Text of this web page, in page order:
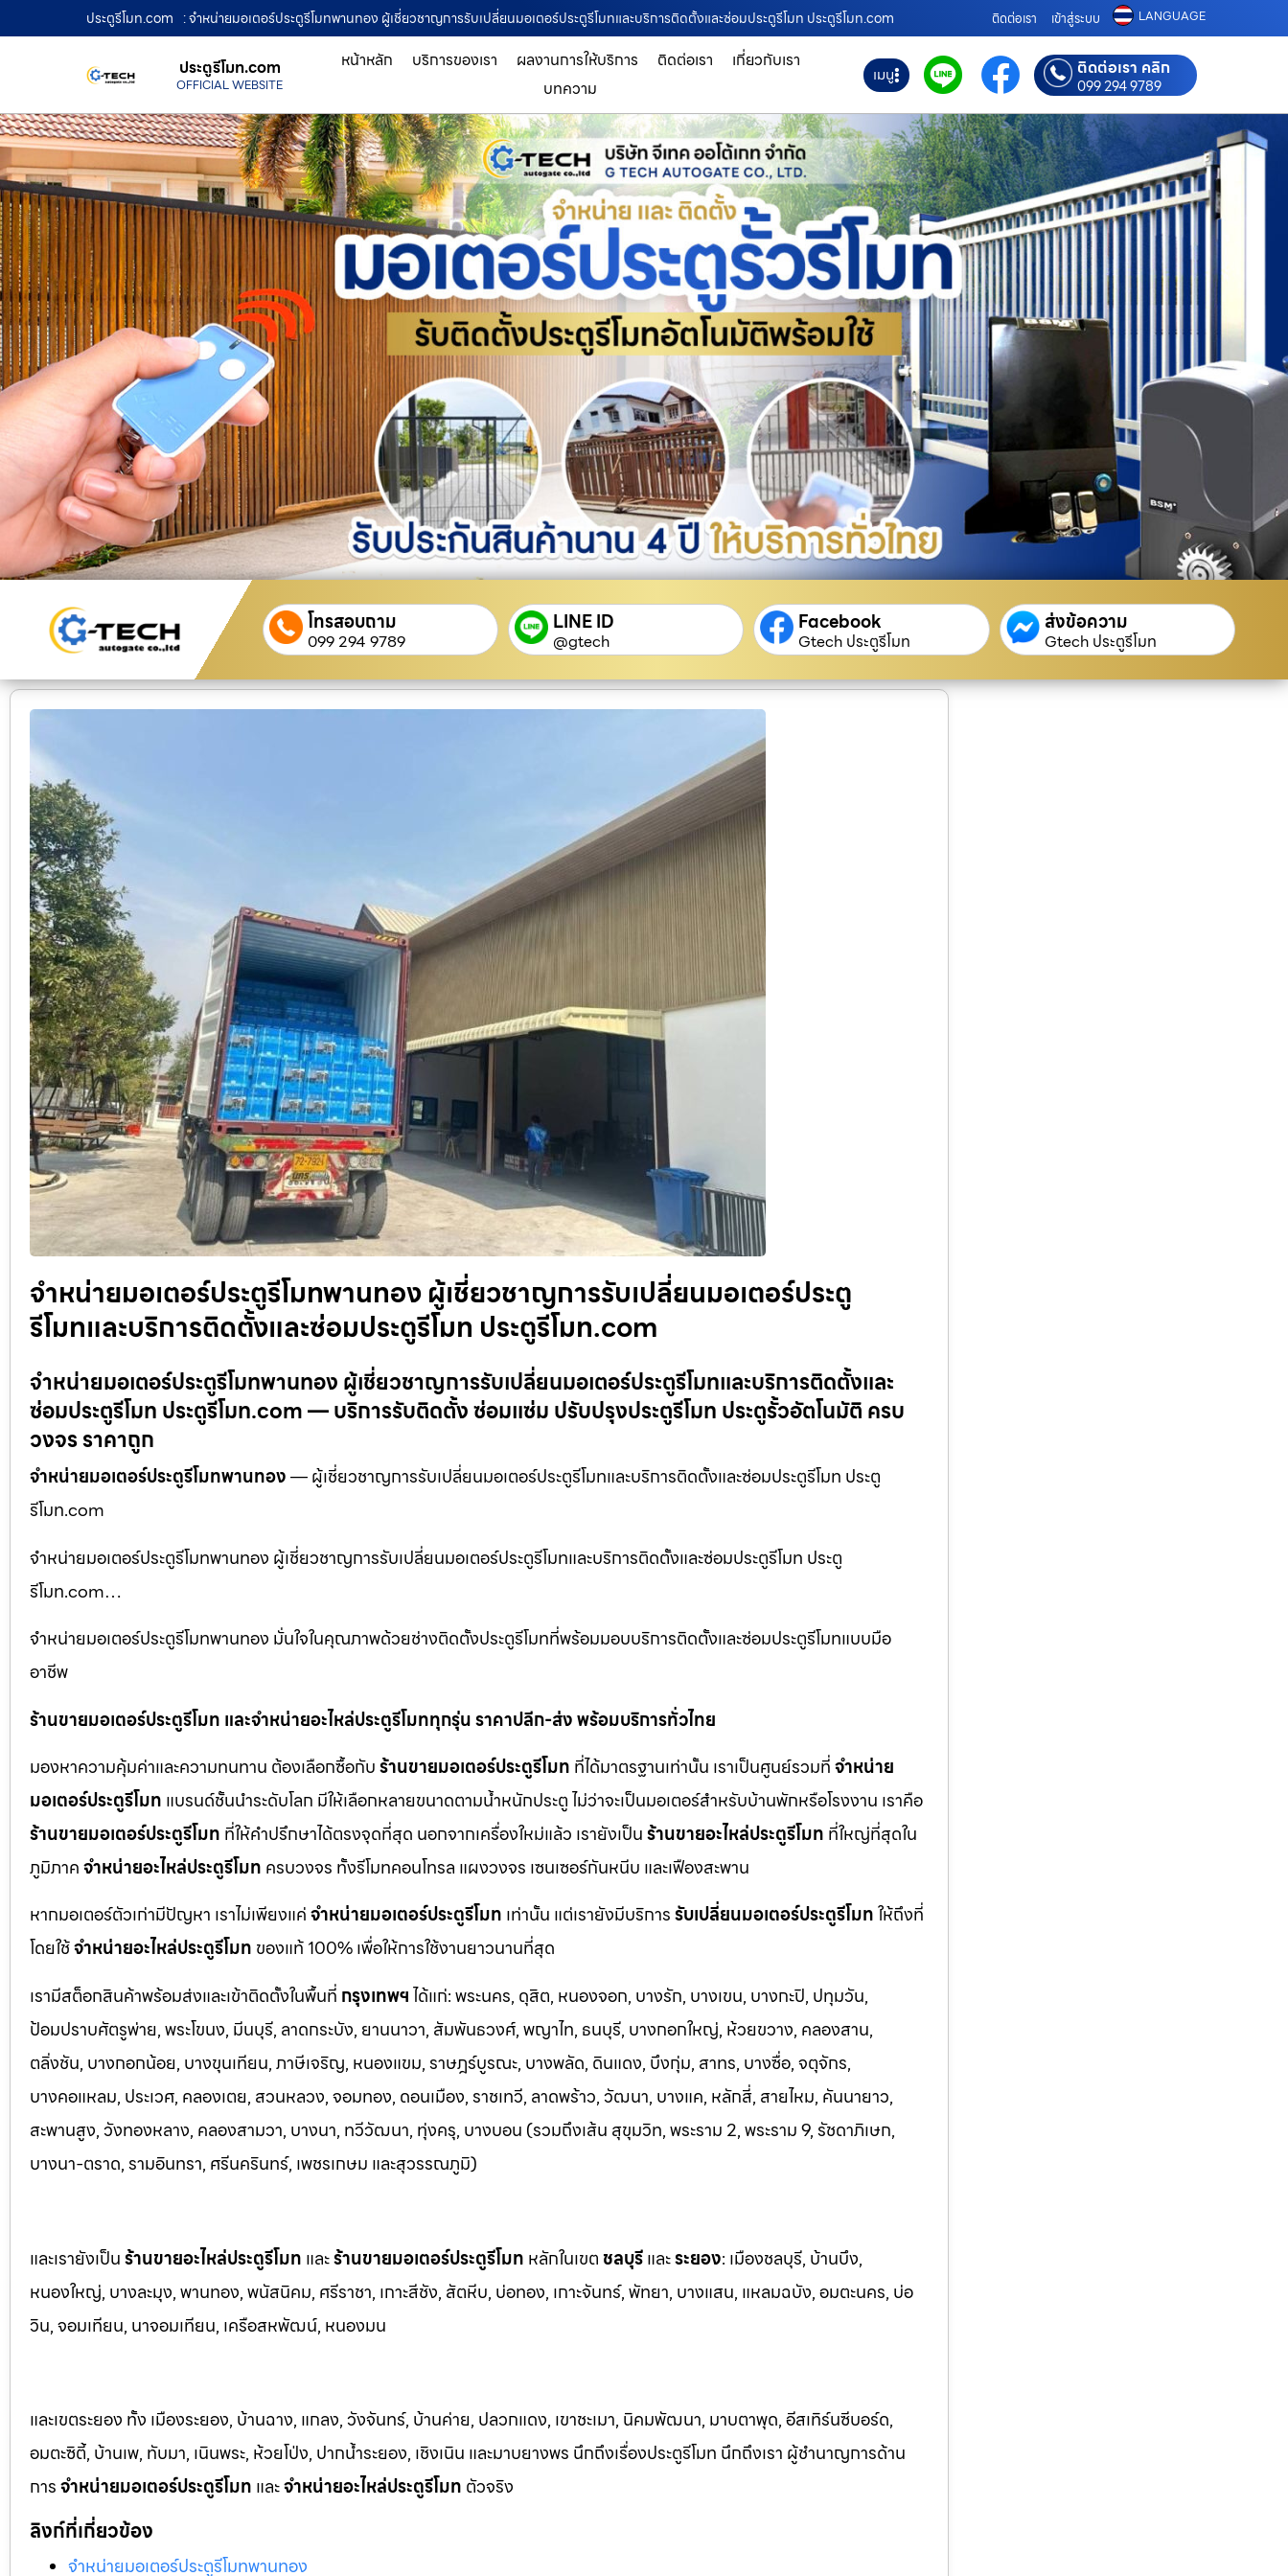
ประตูรีโมท.com : จำหน่ายมอเตอร์ประตูรีโมทพานทอง ผู้เชี่ยวชาญการรับเปลี่ยนมอเตอร์ประตูรีโมทและบริการติดตั้งและซ่อมประตูรีโมท ประตูรีโมท.com ติดต่อเรา เข้าสู่ระบบ LANGUAGE
ประตูรีโมท.com
OFFICIAL WEBSITE
หน้าหลัก บริการของเรา ผลงานการให้บริการ ติดต่อเรา
เกี่ยวกับเรา
บทความ
เมนู ติดต่อเรา คลิก
099 294 9789
โทรสอบถาม
099 294 9789
LINE ID
@gtech
Facebook
Gtech ประตูรีโมท
ส่งข้อความ
Gtech ประตูรีโมท
จำหน่ายมอเตอร์ประตูรีโมทพานทอง ผู้เชี่ยวชาญการรับเปลี่ยนมอเตอร์ประตู
รีโมทและบริการติดตั้งและซ่อมประตูรีโมท ประตูรีโมท.com
จำหน่ายมอเตอร์ประตูรีโมทพานทอง ผู้เชี่ยวชาญการรับเปลี่ยนมอเตอร์ประตูรีโมทและบริการติดตั้งและ
ซ่อมประตูรีโมท ประตูรีโมท.com — บริการรับติดตั้ง ซ่อมแซ่ม ปรับปรุงประตูรีโมท ประตูรั้วอัตโนมัติ ครบ
วงจร ราคาถูก
จำหน่ายมอเตอร์ประตูรีโมทพานทอง— ผู้เชี่ยวชาญการรับเปลี่ยนมอเตอร์ประตูรีโมทและบริการติดตั้งและซ่อมประตูรีโมท ประตู
รีโมท.com
จำหน่ายมอเตอร์ประตูรีโมทพานทอง ผู้เชี่ยวชาญการรับเปลี่ยนมอเตอร์ประตูรีโมทและบริการติดตั้งและซ่อมประตูรีโมท ประตู
รีโมท.com…
จำหน่ายมอเตอร์ประตูรีโมทพานทอง มั่นใจในคุณภาพด้วยช่างติดตั้งประตูรีโมทที่พร้อมมอบบริการติดตั้งและซ่อมประตูรีโมทแบบมือ
อาชีพ
ร้านขายมอเตอร์ประตูรีโมท และจำหน่ายอะไหล่ประตูรีโมททุกรุ่น ราคาปลีก-ส่ง พร้อมบริการทั่วไทย
มองหาความคุ้มค่าและความทนทาน ต้องเลือกซื้อกับร้านขายมอเตอร์ประตูรีโมท ที่ได้มาตรฐานเท่านั้น เราเป็นศูนย์รวมที่จำหน่าย
มอเตอร์ประตูรีโมท แบรนด์ชั้นนำระดับโลก มีให้เลือกหลายขนาดตามน้ำหนักประตู ไม่ว่าจะเป็นมอเตอร์สำหรับบ้านพักหรือโรงงาน เราคือ
ร้านขายมอเตอร์ประตูรีโมท ที่ให้คำปรึกษาได้ตรงจุดที่สุด นอกจากเครื่องใหม่แล้ว เรายังเป็นร้านขายอะไหล่ประตูรีโมท ที่ใหญ่ที่สุดใน
ภูมิภาคจำหน่ายอะไหล่ประตูรีโมท ครบวงจร ทั้งรีโมทคอนโทรล แผงวงจร เซนเซอร์กันหนีบ และเฟืองสะพาน
หากมอเตอร์ตัวเก่ามีปัญหา เราไม่เพียงแค่จำหน่ายมอเตอร์ประตูรีโมท เท่านั้น แต่เรายังมีบริการรับเปลี่ยนมอเตอร์ประตูรีโมทให้ถึงที่
โดยใช้จำหน่ายอะไหล่ประตูรีโมท ของแท้ 100% เพื่อให้การใช้งานยาวนานที่สุด
เรามีสต็อกสินค้าพร้อมส่งและเข้าติดตั้งในพื้นที่ กรุงเทพฯได้แก่: พระนคร, ดุสิต, หนองจอก, บางรัก, บางเขน, บางกะปิ, ปทุมวัน,
ป้อมปราบศัตรูพ่าย, พระโขนง, มีนบุรี, ลาดกระบัง, ยานนาวา, สัมพันธวงศ์, พญาไท, ธนบุรี, บางกอกใหญ่, ห้วยขวาง, คลองสาน,
ตลิ่งชัน, บางกอกน้อย, บางขุนเทียน, ภาษีเจริญ, หนองแขม, ราษฎร์บูรณะ, บางพลัด, ดินแดง, บึงกุ่ม, สาทร, บางซื่อ, จตุจักร,
บางคอแหลม, ประเวศ, คลองเตย, สวนหลวง, จอมทอง, ดอนเมือง, ราชเทวี, ลาดพร้าว, วัฒนา, บางแค, หลักสี่, สายไหม, คันนายาว,
สะพานสูง, วังทองหลาง, คลองสามวา, บางนา, ทวีวัฒนา, ทุ่งครุ, บางบอน (รวมถึงเส้น สุขุมวิท, พระราม 2, พระราม 9, รัชดาภิเษก,
บางนา-ตราด,รามอินทรา, ศรีนครินทร์, เพชรเกษม และสุวรรณภูมิ)
และเรายังเป็นร้านขายอะไหล่ประตูรีโมท และร้านขายมอเตอร์ประตูรีโมท หลักในเขต ชลบุรีและระยอง: เมืองชลบุรี, บ้านบึง,
หนองใหญ่, บางละมุง, พานทอง, พนัสนิคม, ศรีราชา, เกาะสีชัง, สัตหีบ, บ่อทอง, เกาะจันทร์, พัทยา, บางแสน, แหลมฉบัง, อมตะนคร, บ่อ
วิน, จอมเทียน, นาจอมเทียน, เครือสหพัฒน์, หนองมน
และเขตระยอง ทั้ง เมืองระยอง, บ้านฉาง, แกลง, วังจันทร์, บ้านค่าย, ปลวกแดง, เขาชะเมา, นิคมพัฒนา, มาบตาพุด, อีสเทิร์นซีบอร์ด,
อมตะซิตี้, บ้านเพ, ทับมา, เนินพระ, ห้วยโป่ง, ปากน้ำระยอง, เชิงเนิน และมาบยางพร นึกถึงเรื่องประตูรีโมท นึกถึงเรา ผู้ชำนาญการด้าน
การจำหน่ายมอเตอร์ประตูรีโมท และจำหน่ายอะไหล่ประตูรีโมท ตัวจริง
ลิงก์ที่เกี่ยวข้อง
จำหน่ายมอเตอร์ประตูรีโมทพานทอง